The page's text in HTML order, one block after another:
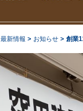
最新情報 > お知らせ > 創業